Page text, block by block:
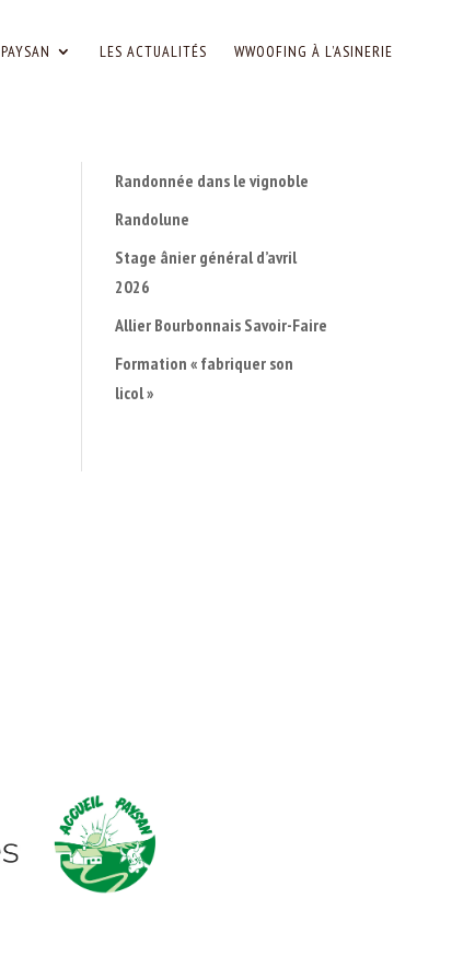
LES ACTUALITÉS WWOOFING À L’ASINERIE
Randonnée dans le vignoble
Randolune
Stage ânier général d’avril
2026
Allier Bourbonnais Savoir-Faire
Formation « fabriquer son
licol »